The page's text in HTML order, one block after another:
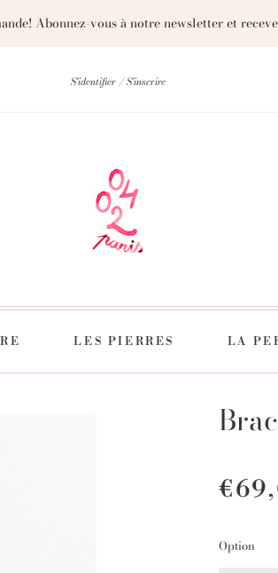
Abonnez-vous à notre newsletter et
S'identifier S'inscrire
LES PIERRES LA
Option